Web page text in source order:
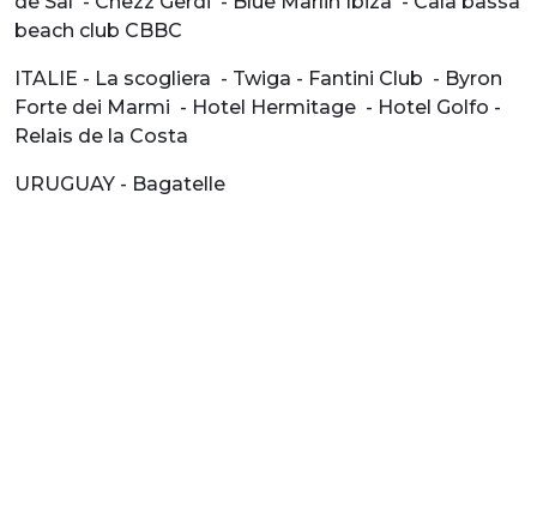
beach club CBBC
ITALIE - La scogliera - Twiga - Fantini Club - Byron
Forte dei Marmi - Hotel Hermitage - Hotel Golfo -
Relais de la Costa
URUGUAY - Bagatelle